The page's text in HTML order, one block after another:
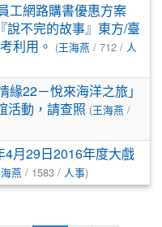
工網路購書優惠方案
說不完的故事』東方/臺
利用。 (王海燕 / 712 / 人
緣22－悅來海洋之旅」
活動，請查照 (王海燕 /
4月29日2016年度大戲
燕 / 1583 / 人事)